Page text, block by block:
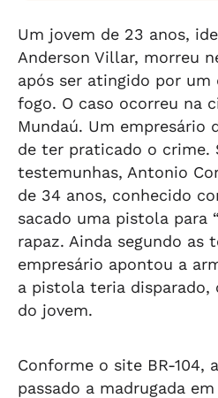
Um jovem de 23 anos,
Anderson Villar, morreu
após ser atingido por um
fogo. O caso ocorreu na
Mundaú. Um empresário
de ter praticado o crime.
testemunhas, Antonio
de 34 anos, conhecido
sacado uma pistola para
rapaz. Ainda segundo as
empresário apontou a
a pistola teria disparado,
do jovem.
Conforme o site BR-104,
passado a madrugada